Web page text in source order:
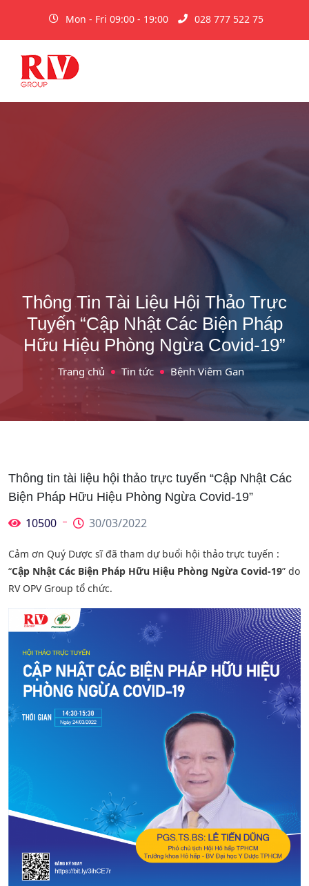
Mon - Fri 09:00 - 19:00 028 777 522 75
Thông Tin Tài Liệu Hội Thảo Trực
Tuyến “Cập Nhật Các Biện Pháp
Hữu Hiệu Phòng Ngừa Covid-19”
Trang chủ Tin tức Bệnh Viêm Gan
Thông tin tài liệu hội thảo trực tuyến “Cập Nhật Các
Biện Pháp Hữu Hiệu Phòng Ngừa Covid-19”
10500 30/03/2022
Cảm ơn Quý Dược sĩ đã tham dự buổi hội thảo trực tuyến :
“Cập Nhật Các Biện Pháp Hữu Hiệu Phòng Ngừa Covid-19” do
RV OPV Group tổ chức.